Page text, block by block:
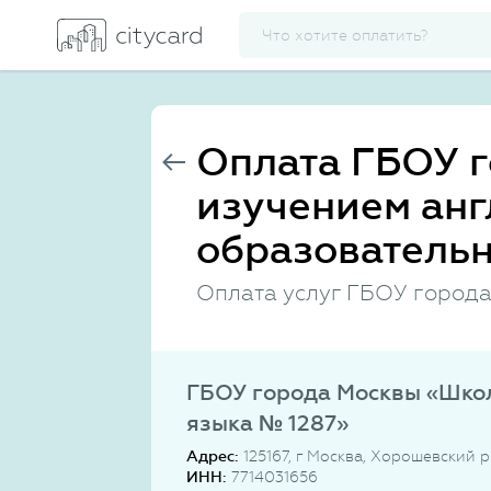
Оплата ГБОУ
изучением
Оплата услуг ГБОУ
ГБОУ города Москвы
языка № 1287»
Адрес: 125167, г Москва, Хорошевский
ИНН: 7714031656